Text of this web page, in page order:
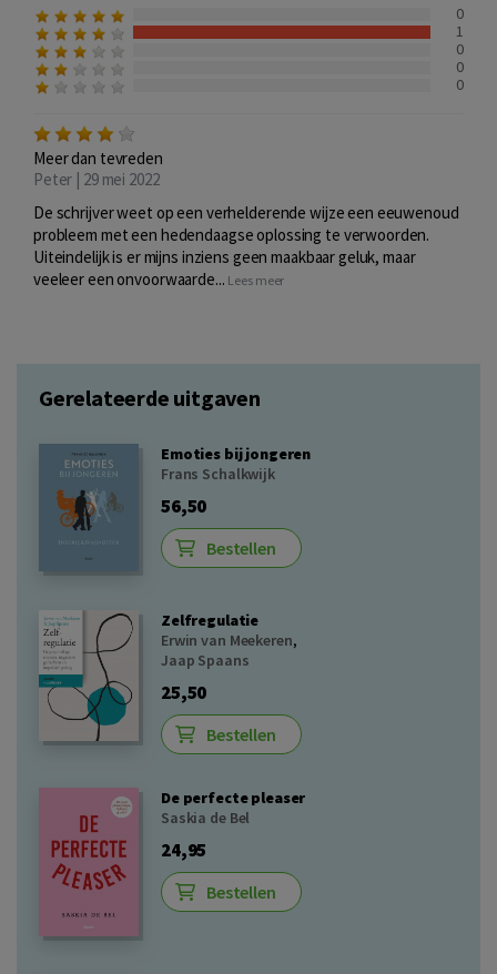
0
1
0
0
0
Meer dan tevreden
Peter | 29 mei 2022
De schrijver weet op een verhelderende wijze een eeuwenoud
probleem met een hedendaagse oplossing te verwoorden.
Uiteindelijk is er mijns inziens geen maakbaar geluk, maar
veeleer een onvoorwaarde... Lees meer
Gerelateerde uitgaven
Emoties bij jongeren
Frans Schalkwijk
56,50
Bestellen
Zelfregulatie
Erwin van Meekeren,
Jaap Spaans
25,50
Bestellen
De perfecte pleaser
Saskia de Bel
24,95
Bestellen